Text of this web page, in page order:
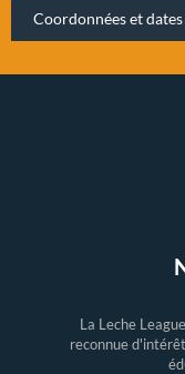
Coordonnées et
La Leche
reconnue